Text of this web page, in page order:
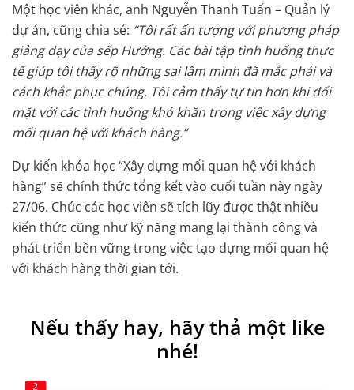
Một học viên khác, anh Nguyễn Thanh Tuấn – Quản lý
dự án, cũng chia sẻ: “Tôi rất ấn tượng với phương pháp
giảng dạy của sếp Hướng. Các bài tập tình huống thực
tế giúp tôi thấy rõ những sai lầm mình đã mắc phải và
cách khắc phục chúng. Tôi cảm thấy tự tin hơn khi đối
mặt với các tình huống khó khăn trong việc xây dựng
mối quan hệ với khách hàng.”
Dự kiến khóa học “Xây dựng mối quan hệ với khách
hàng” sẽ chính thức tổng kết vào cuối tuần này ngày
27/06. Chúc các học viên sẽ tích lũy được thật nhiều
kiến thức cũng như kỹ năng mang lại thành công và
phát triển bền vững trong việc tạo dựng mối quan hệ
với khách hàng thời gian tới.
Nếu thấy hay, hãy thả một like
nhé!
2